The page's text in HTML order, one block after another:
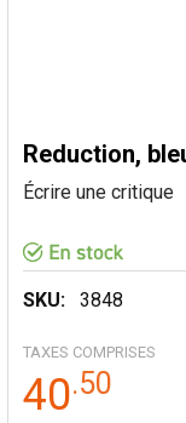
Reduction,
Écrire une critique
SKU: 3848
TAXES COMPRISES
40.50